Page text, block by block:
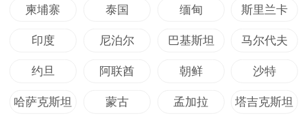
柬埔寨 泰国 缅甸 斯里兰卡
印度 尼泊尔 巴基斯坦 马尔代夫
约旦 阿联酋 朝鲜 沙特
哈萨克斯坦 蒙古 孟加拉 塔吉克斯坦